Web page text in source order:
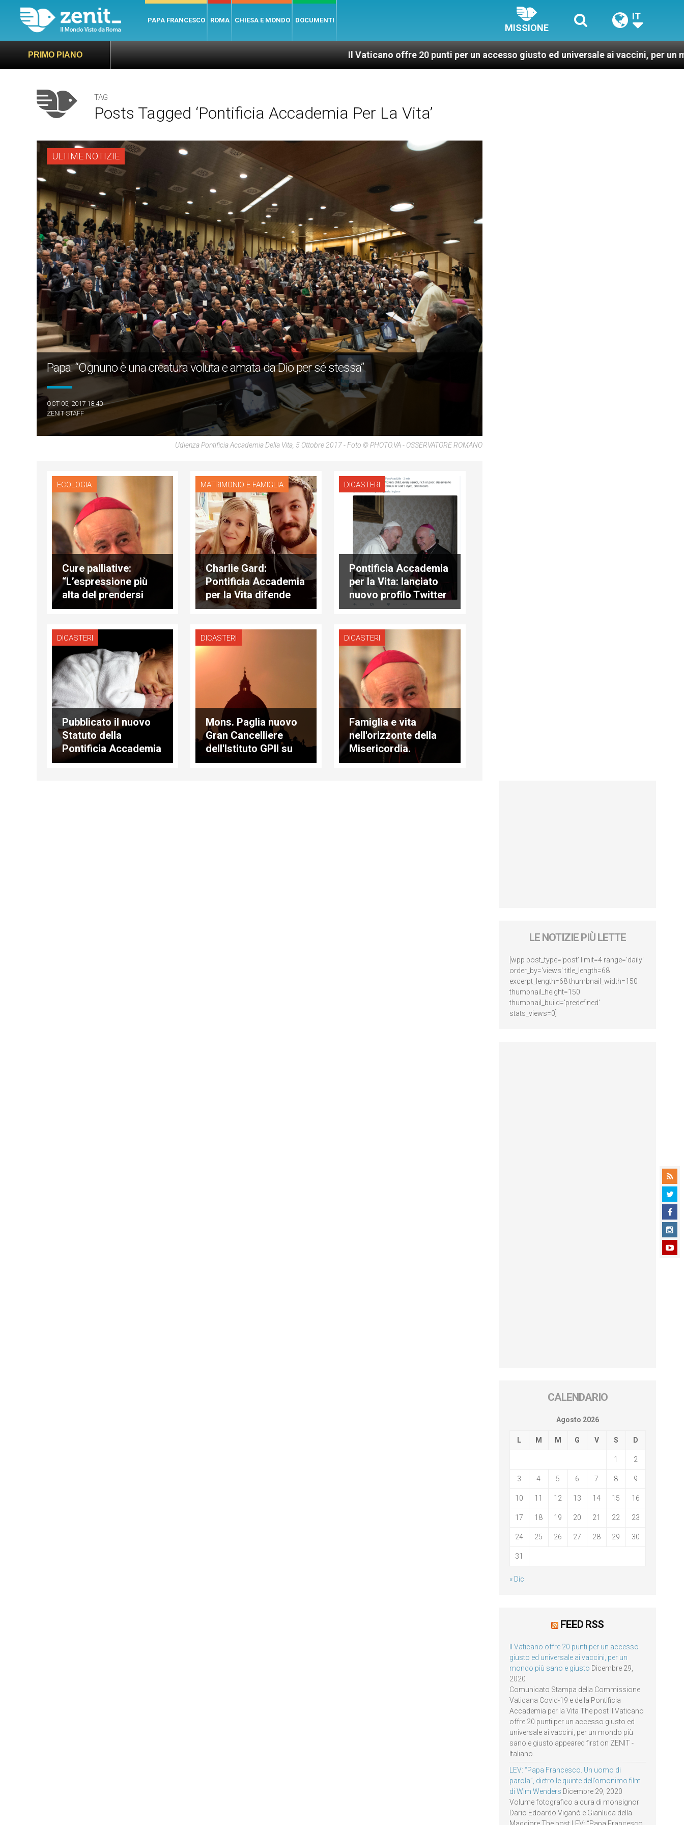
PAPA FRANCESCO ROMA CHIESA E MONDO DOCUMENTI
MISSIONE
IT
PRIMO PIANO Il Vaticano offre 20 punti per un accesso giusto ed universale ai vaccini, per un mondo più sano e
TAG
Posts Tagged ‘pontificia Accademia Per La Vita’
ULTIME NOTIZIE
Papa: “Ognuno è una creatura voluta e amata da Dio per sé stessa”
OCT 05, 2017 18:40
ZENIT STAFF
Udienza Pontificia Accademia Della Vita, 5 Ottobre 2017 - Foto © PHOTO.VA - OSSERVATORE ROMANO
ECOLOGIA
Cure palliative:
“L’espressione più
alta del prendersi
cura”
MATRIMONIO E FAMIGLIA
Charlie Gard:
Pontificia Accademia
per la Vita difende
l’interesse del
DICASTERI
Pontificia Accademia
per la Vita: lanciato
nuovo profilo Twitter
DICASTERI
Pubblicato il nuovo
Statuto della
Pontificia Accademia
per la Vita
DICASTERI
Mons. Paglia nuovo
Gran Cancelliere
dell'Istituto GPII su
matrimonio e
DICASTERI
Famiglia e vita
nell'orizzonte della
Misericordia.
Chirografo del Papa
LE NOTIZIE PIÙ LETTE
[wpp post_type='post' limit=4 range='daily'
order_by='views' title_length=68
excerpt_length=68 thumbnail_width=150
thumbnail_height=150
thumbnail_build='predefined'
stats_views=0]
CALENDARIO
Agosto 2026
L M M G V S D
1 2
3 4 5 6 7 8 9
10 11 12 13 14 15 16
17 18 19 20 21 22 23
24 25 26 27 28 29 30
31
« Dic
FEED RSS
Il Vaticano offre 20 punti per un accesso
giusto ed universale ai vaccini, per un
mondo più sano e giusto Dicembre 29,
2020
Comunicato Stampa della Commissione
Vaticana Covid-19 e della Pontificia
Accademia per la Vita The post Il Vaticano
offre 20 punti per un accesso giusto ed
universale ai vaccini, per un mondo più
sano e giusto appeared first on ZENIT -
Italiano.
LEV: “Papa Francesco. Un uomo di
parola”, dietro le quinte dell’omonimo film
di Wim Wenders Dicembre 29, 2020
Volume fotografico a cura di monsignor
Dario Edoardo Viganò e Gianluca della